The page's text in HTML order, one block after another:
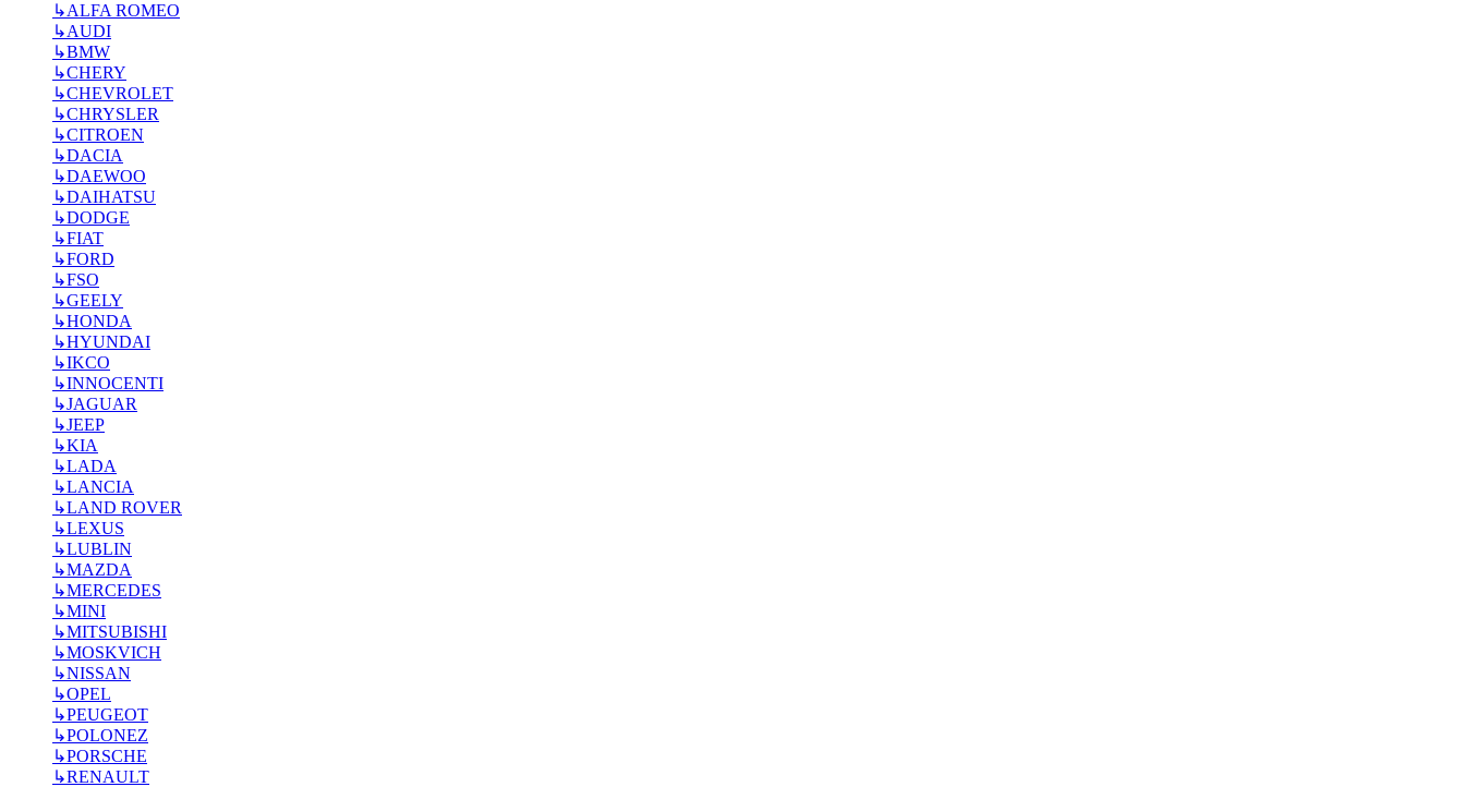
↳ALFA ROMEO
↳AUDI
↳BMW
↳CHERY
↳CHEVROLET
↳CHRYSLER
↳CITROEN
↳DACIA
↳DAEWOO
↳DAIHATSU
↳DODGE
↳FIAT
↳FORD
↳FSO
↳GEELY
↳HONDA
↳HYUNDAI
↳IKCO
↳INNOCENTI
↳JAGUAR
↳JEEP
↳KIA
↳LADA
↳LANCIA
↳LAND ROVER
↳LEXUS
↳LUBLIN
↳MAZDA
↳MERCEDES
↳MINI
↳MITSUBISHI
↳MOSKVICH
↳NISSAN
↳OPEL
↳PEUGEOT
↳POLONEZ
↳PORSCHE
↳RENAULT